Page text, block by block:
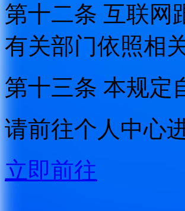
第十二条 互联网
有关部门依照相
第十三条 本规定
请前往个人中心
立即前往